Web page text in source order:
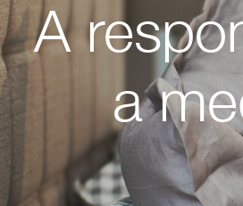
Pressão Arterial
A
a